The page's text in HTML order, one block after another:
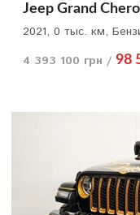
Jeep Grand
2021, 0 тыс. км,
4 393 100 грн / 98